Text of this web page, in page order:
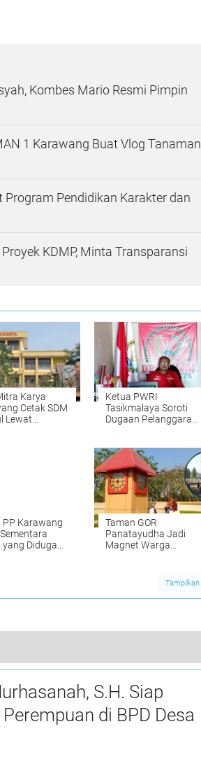
Kombes Mario Resmi Pimpin
1 Karawang Buat Vlog Tanaman
Pendidikan Karakter dan
KDMP, Minta Transparansi
Karya
Cetak SDM
Lewat
Ketua PWRI
Tasikmalaya Soroti
Dugaan Pelanggaran
Desa
PP Karawang
yang Diduga
Taman GOR
Panatayudha Jadi
Magnet Warga
Tampilkan
Rakor Operasi Ketupat 2025, Bupati Karawang: Jalan Ruas Kabupaten Target Rampung 20 Maret
S.H. Siap
di BPD Desa